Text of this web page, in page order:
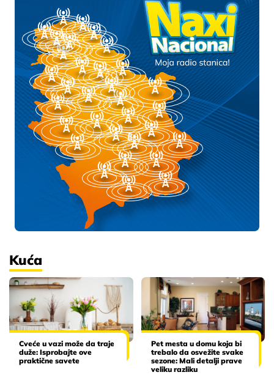
Kuća
Cveće u vazi može da traje
duže: Isprobajte ove
praktične savete
Pet mesta u domu koja bi
trebalo da osvežite svake
sezone: Mali detalji prave
veliku razliku